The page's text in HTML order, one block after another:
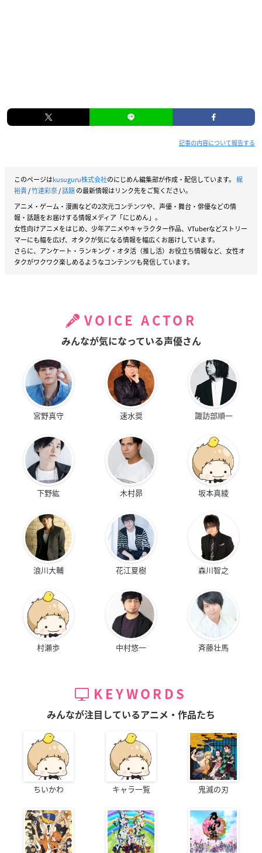
記事の内容について報告する
このページはkusuguru株式会社のにじめん編集部が作成・配信しています。 梶
裕貴/竹達彩奈/話題の最新情報はリンク先をご覧ください。
アニメ・ゲーム・漫画などの2次元コンテンツや、声優・舞台・俳優などの情
報・話題をお届けする情報メディア「にじめん」。
女性向けアニメをはじめ、少年アニメやキャラクター作品、VTuberなどストリー
マーにも幅を広げ、オタクが気になる情報を幅広くお届けしています。
さらに、アンケート・ランキング・オタ活（推し活）お役立ち情報など、女性オ
タクがワクワク楽しめるようなコンテンツも発信しています。
VOICE ACTOR
みんなが気になっている声優さん
宮野真守 速水奨 諏訪部順一
下野紘 木村昴 坂本真綾
浪川大輔 花江夏樹 森川智之
村瀬歩 中村悠一 斉藤壮馬
KEYWORDS
みんなが注目しているアニメ・作品たち
ちいかわ キャラ一覧 鬼滅の刃